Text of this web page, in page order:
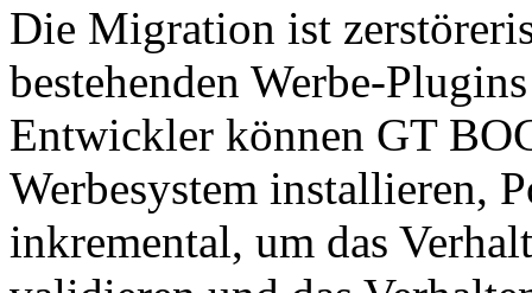
Die Migration ist
bestehenden Werbe-
Entwickler können GT
Werbesystem installieren,
inkremental, um das